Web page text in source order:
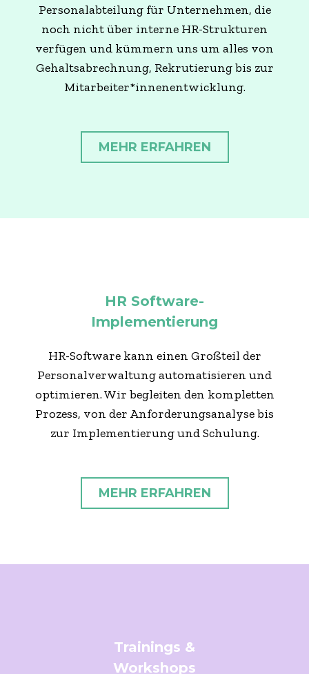
Personalabteilung für Unternehmen, die
noch nicht über interne HR-Strukturen
verfügen und kümmern uns um alles von
Gehaltsabrechnung, Rekrutierung bis zur
Mitarbeiter*innenentwicklung.
MEHR ERFAHREN
HR Software-
Implementierung
HR-Software kann einen Großteil der
Personalverwaltung automatisieren und
optimieren. Wir begleiten den kompletten
Prozess, von der Anforderungsanalyse bis
zur Implementierung und Schulung.
MEHR ERFAHREN
Trainings &
Workshops